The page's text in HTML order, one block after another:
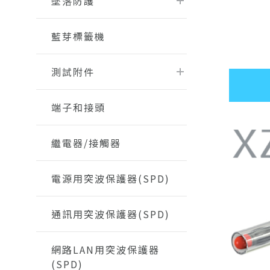
藍芽標籤機
測試附件
端子和接頭
繼電器/接觸器
電源用突波保護器(SPD)
通訊用突波保護器(SPD)
網路LAN用突波保護器
(SPD)